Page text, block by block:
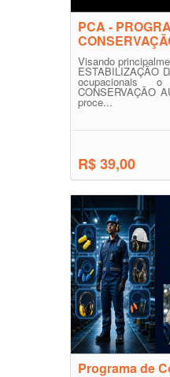
PCA -
Visando
ESTABILIZAÇÃO
ocupacionais
CONSERVAÇÃO
proce...
R$ 39,00
Programa de